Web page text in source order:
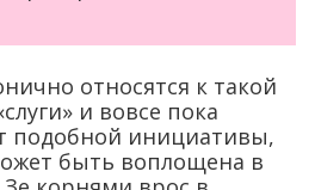
относятся к такой
и вовсе пока
подобной инициативы,
быть воплощена в